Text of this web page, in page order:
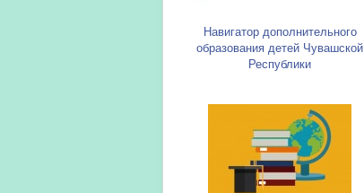
Навигатор дополнительного
образования детей Чувашской
Республики